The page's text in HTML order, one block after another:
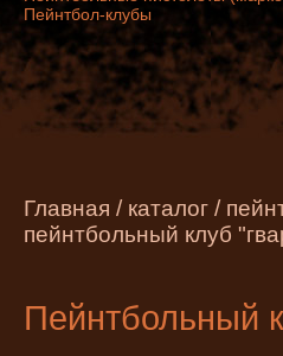
Пейнтбол-клубы
Главная / каталог /
пейнтбольный клуб
Пейнтбольный